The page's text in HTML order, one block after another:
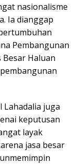
nasionalisme
Ia dianggap
Pembangunan
Besar Haluan
Lahadalia juga
keputusan
layak
jasa besar